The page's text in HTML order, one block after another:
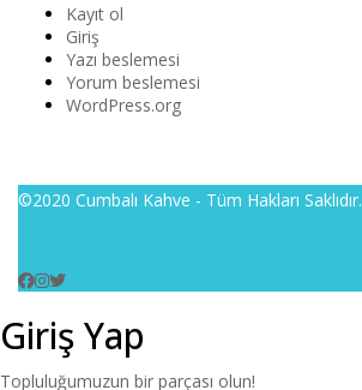
Kayıt ol
Giriş
Yazı beslemesi
Yorum beslemesi
WordPress.org
©2020 Cumbalı Kahve - Tüm Hakları Saklıdır.
Giriş Yap
Topluluğumuzun bir parçası olun!